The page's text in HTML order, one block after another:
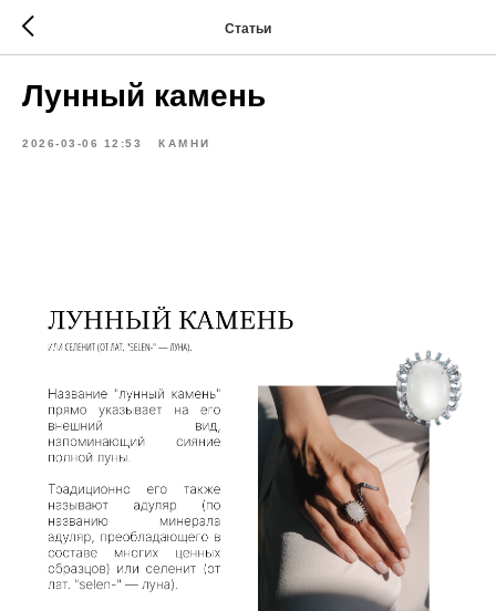
Статьи
Лунный камень
2026-03-06 12:53 КАМНИ